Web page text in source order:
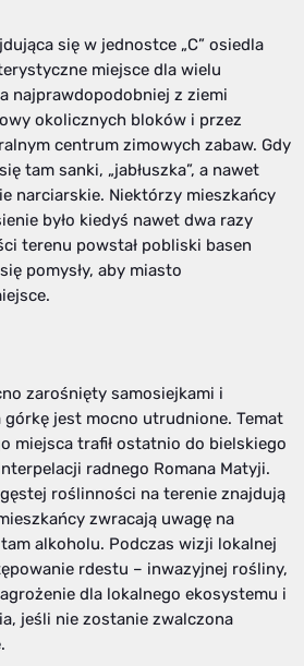
się w jednostce „C” osiedla
miejsce dla wielu
najprawdopodobniej z ziemi
okolicznych bloków i przez
centrum zimowych zabaw. Gdy
tam sanki, „jabłuszka”, a nawet
narciarskie. Niektórzy mieszkańcy
było kiedyś nawet dwa razy
terenu powstał pobliski basen
pomysły, aby miasto
zarośnięty samosiejkami i
górkę jest mocno utrudnione. Temat
miejsca trafił ostatnio do bielskiego
radnego Romana Matyji.
gęstej roślinności na terenie znajdują
zwracają uwagę na
alkoholu. Podczas wizji lokalnej
rdestu – inwazyjnej rośliny,
dla lokalnego ekosystemu i
jeśli nie zostanie zwalczona